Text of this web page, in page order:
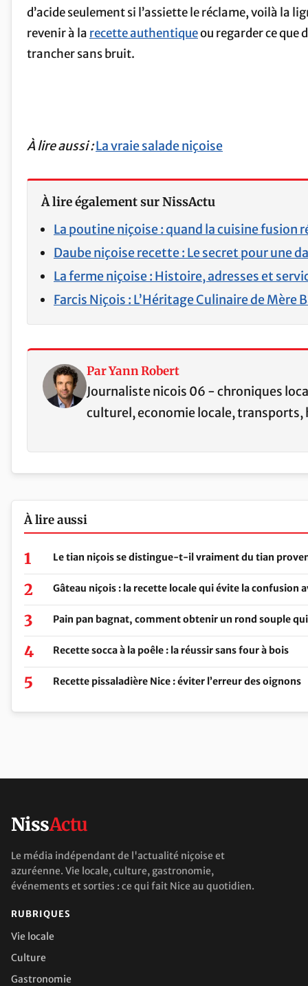
d’acide seulement si l’assiette le réclame, voilà la
revenir à la recette authentiqueou regarder ce que
trancher sans bruit.
À lire aussi :La vraie salade niçoise
À lire également sur NissActu
La poutine niçoise : quand la cuisine fusion
Daube niçoise recette : Le secret pour une
La ferme niçoise : Histoire, adresses et
Farcis Niçois : L’Héritage Culinaire de Mère
Par Yann Robert
Journaliste nicois 06 - chroniques
culturel, economie locale, transports,
À lire aussi
Le tian niçois se distingue-t-il vraiment du tian
Gâteau niçois : la recette locale qui évite la confusion
Pain pan bagnat, comment obtenir un rond souple
Recette socca à la poêle : la réussir sans four à bois
Recette pissaladière Nice : éviter l’erreur des oignons
NissActu
Le média indépendant de l'actualité niçoise et
azuréenne. Vie locale, culture, gastronomie,
événements et sorties : ce qui fait Nice au quotidien.
RUBRIQUES
Vie locale
Culture
Gastronomie